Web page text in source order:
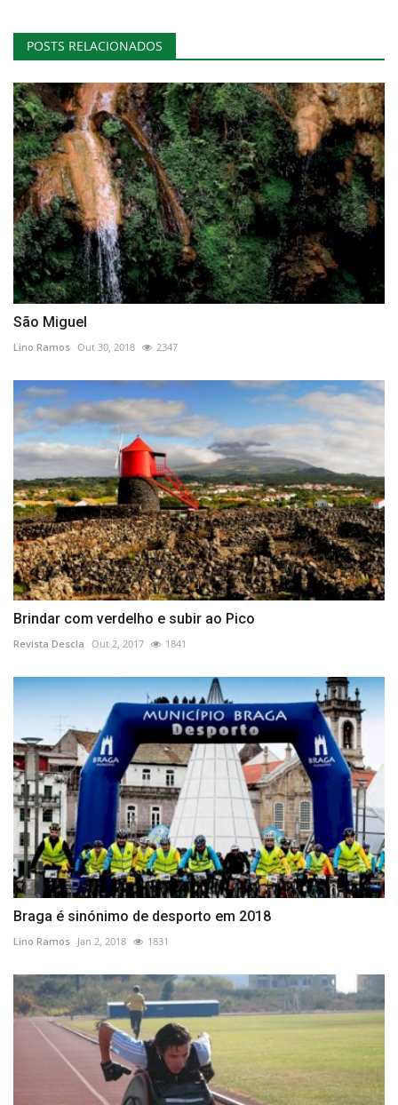
POSTS RELACIONADOS
São Miguel
Lino Ramos Out 30, 2018 2347
Brindar com verdelho e subir ao Pico
Revista Descla Out 2, 2017 1841
Braga é sinónimo de desporto em 2018
Lino Ramos Jan 2, 2018 1831